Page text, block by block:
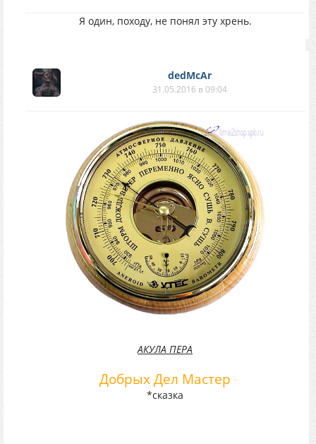
Я один, походу, не понял эту хрень.
dedMcAr
31.05.2016 в 09:04
АКУЛА ПЕРА
Добрых Дел Мастер
*сказка